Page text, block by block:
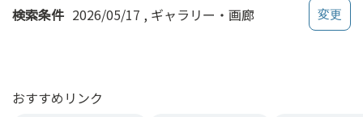
む検索条件 2026/05/17 ギャラリー・画廊
おすすめリンク